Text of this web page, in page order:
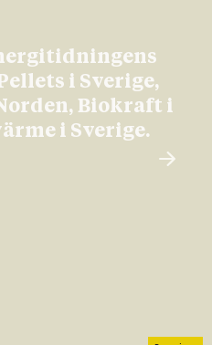
i Sverige,
Biokraft i
i Sverige.